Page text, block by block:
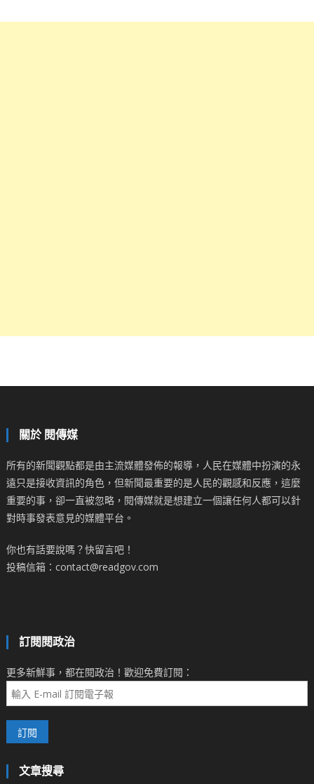
關於 閱傳媒
所有的新聞觀點都是由主流媒體發佈的報導，人民在媒體中扮演的永
遠只是接收資訊的角色，但新聞最重要的是人民的觀感和反應，這麼
重要的事，卻一直被忽略，閱傳媒就是想建立一個讓任何人都可以針
對時事發表意見的媒體平台。
你也有話要說嗎？快留言吧！
投稿信箱：contact@readgov.com
訂閱閱政治
更多新鮮事，都在閱政治！歡迎免費訂閱：
文章搜尋